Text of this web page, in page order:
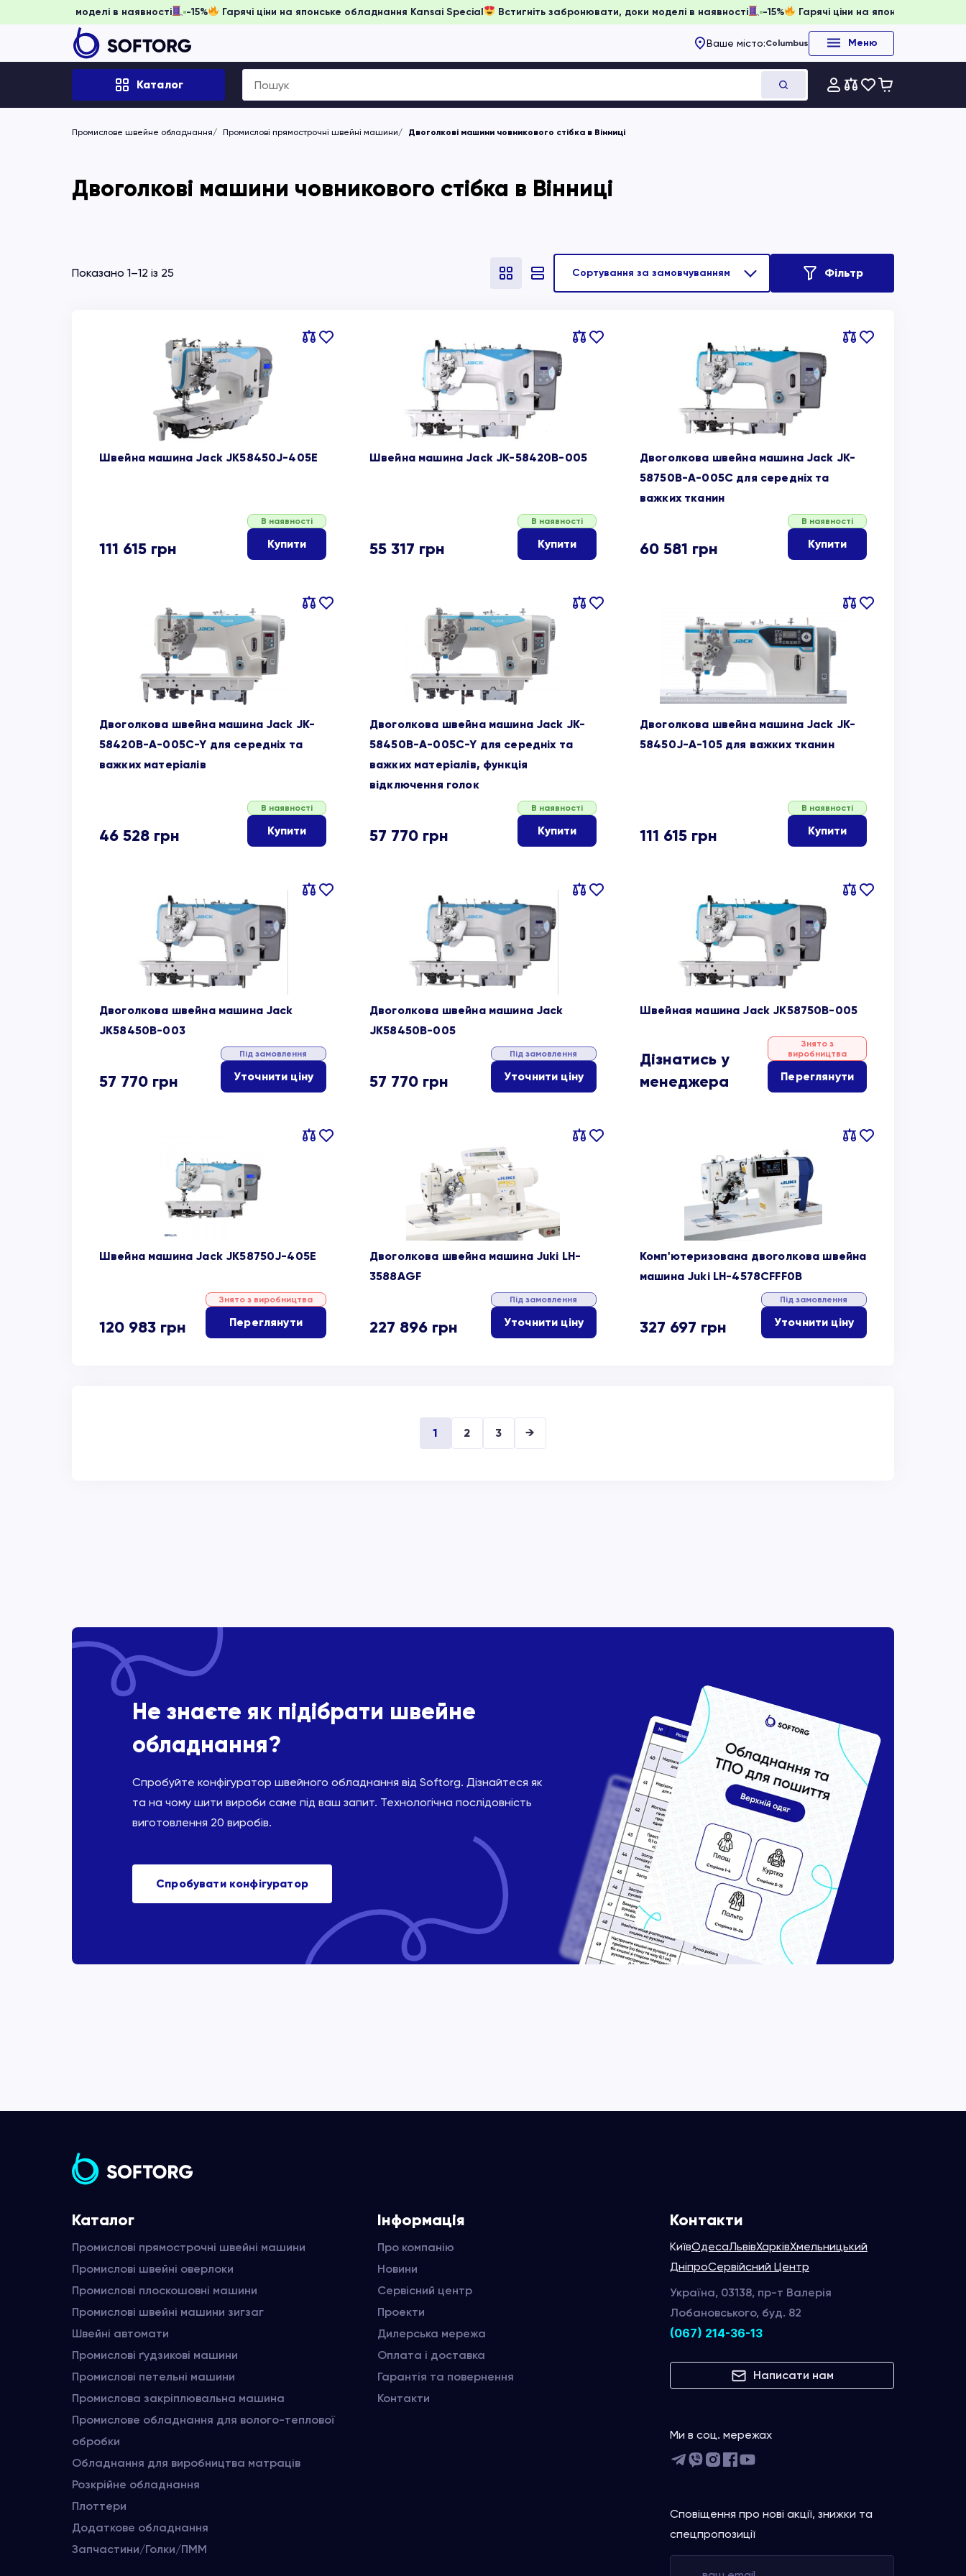
забронювати, доки моделі в наявності -15% Гарячі ціни на японське обладнання Kansai Special Встигніть забронювати, доки моделі в наявності -15% Гарячі ціни на
Ваше місто:Columbus Меню
Каталог
Search
for:
Промислове швейне обладнання Промислові прямострочні швейні машини Двоголкові машини човникового стібка в Вінниці
Двоголкові машини човникового стібка в Вінниці
Показано 1–12 із 25 Фільтр
Порівняти
В
Швейна машина Jack JK58450J-405E
111 615 грн
В наявності
Купити
Порівняти
В
Швейна машина Jack JK-58420B-005
55 317 грн
В наявності
Купити
Порівняти
В
Двоголкова швейна машина Jack JK-
58750B-A-005C для середніх та
важких тканин
60 581 грн
В наявності
Купити
Порівняти
В
Двоголкова швейна машина Jack JK-
58420B-A-005C-Y для середніх та
важких матеріалів
46 528 грн
В наявності
Купити
Порівняти
В
Двоголкова швейна машина Jack JK-
58450B-A-005C-Y для середніх та
важких матеріалів, функція
відключення голок
57 770 грн
В наявності
Купити
Порівняти
В
Двоголкова швейна машина Jack JK-
58450J-A-105 для важких тканин
111 615 грн
В наявності
Купити
Порівняти
В
Двоголкова швейна машина Jack
JK58450B-003
57 770 грн
Під замовлення
Уточнити ціну
Порівняти
В
Двоголкова швейна машина Jack
JK58450B-005
57 770 грн
Під замовлення
Уточнити ціну
Порівняти
В
Швейная машина Jack JK58750B-005
Дізнатись у
менеджера
Знято з
виробництва
Переглянути
Порівняти
В
Швейна машина Jack JK58750J-405E
120 983 грн
Знято з виробництва
Переглянути
Порівняти
В
Двоголкова швейна машина Juki LH-
3588AGF
227 896 грн
Під замовлення
Уточнити ціну
Порівняти
В
Комп'ютеризована двоголкова швейна
машина Juki LH-4578CFFF0B
327 697 грн
Під замовлення
Уточнити ціну
1 2 3 →
Не знаєте як підібрати швейне
обладнання?
Спробуйте конфігуратор швейного обладнання від Softorg. Дізнайтеся як
та на чому шити вироби саме під ваш запит. Технологічна послідовність
виготовлення 20 виробів.
Спробувати конфігуратор
Каталог
Промислові прямострочні швейні машини
Промислові швейні оверлоки
Промислові плоскошовні машини
Промислові швейні машини зигзаг
Швейні автомати
Промислові ґудзикові машини
Промислові петельні машини
Промислова закріплювальна машина
Промислове обладнання для волого-теплової
обробки
Обладнання для виробництва матраців
Розкрійне обладнання
Плоттери
Додаткове обладнання
Запчастини/Голки/ПММ
Інформація
Про компанію
Новини
Сервісний центр
Проекти
Дилерська мережа
Оплата і доставка
Гарантія та повернення
Контакти
Контакти
КиївОдесаЛьвівХарківХмельницький
ДніпроСервійсний Центр
Україна, 03138, пр-т Валерія
Лобановського, буд. 82
(067) 214-36-13
Написати нам
Ми в соц. мережах
Сповіщення про нові акції, знижки та
спецпропозиції